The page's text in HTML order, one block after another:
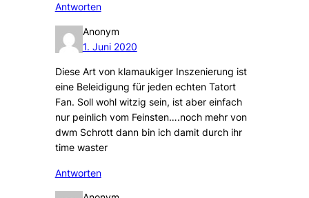
Antworten
Anonym
1. Juni 2020
Diese Art von klamaukiger Inszenierung ist
eine Beleidigung für jeden echten Tatort
Fan. Soll wohl witzig sein, ist aber einfach
nur peinlich vom Feinsten….noch mehr von
dwm Schrott dann bin ich damit durch ihr
time waster
Antworten